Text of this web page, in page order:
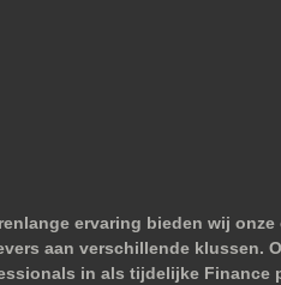
ervaring bieden wij
aan verschillende klussen.
in als tijdelijke Finance